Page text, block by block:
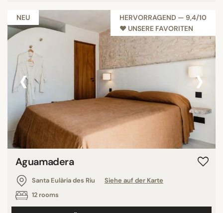
NEU
HERVORRAGEND — 9,4/10
♥︎ UNSERE FAVORITEN
‹ ›
Aguamadera
Santa Eulària des Riu
Siehe auf der Karte
12 rooms